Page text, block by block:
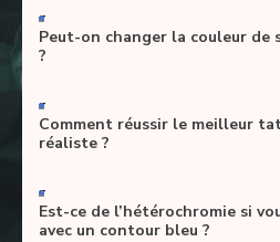
-
Peut-on changer la couleur de
?
-
Comment réussir le meilleur
réaliste ?
-
Est-ce de l’hétérochromie si
avec un contour bleu ?